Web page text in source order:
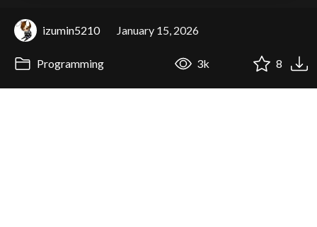
izumin5210 January 15, 2026
Programming 3k 8